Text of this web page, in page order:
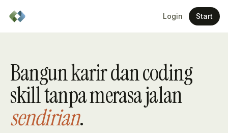
Login Start
Bangun karir dan coding
skill tanpa merasa jalan
sendirian.